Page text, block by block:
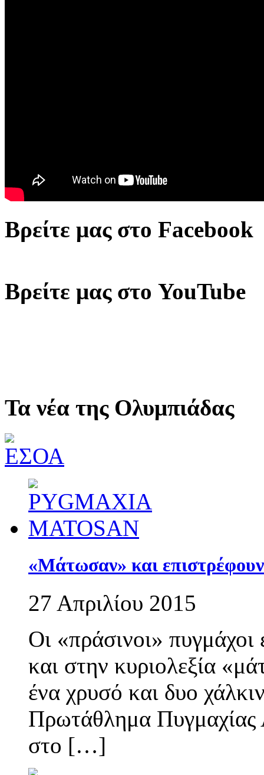
Βρείτε μας στο Facebook
Βρείτε μας στο YouTube
Τα νέα της Ολυμπιάδας
«Μάτωσαν» και
27 Απριλίου 2015
Οι «πράσινοι»
και στην κυριολεξία
ένα χρυσό και δυο
Πρωτάθλημα Πυγμαχίας
στο […]